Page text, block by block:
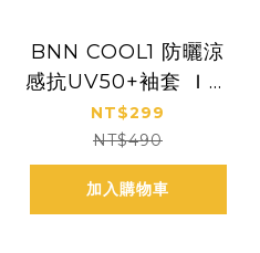
BNN COOL1 防曬涼
感抗UV50+袖套 Ｉ夜
行黑 黑麻灰 開車防曬
良品
NT$299
NT$490
加入購物車